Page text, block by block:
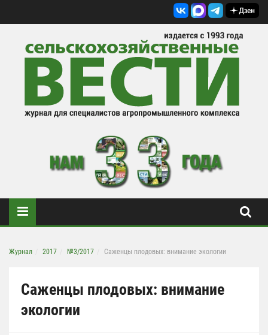
Журнал 2017 №3/2017 Саженцы плодовых: внимание экологии
Саженцы плодовых: внимание
экологии